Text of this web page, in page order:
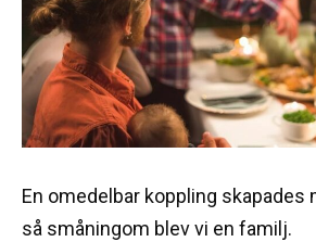
En omedelbar koppling skapades
så småningom blev vi en familj.